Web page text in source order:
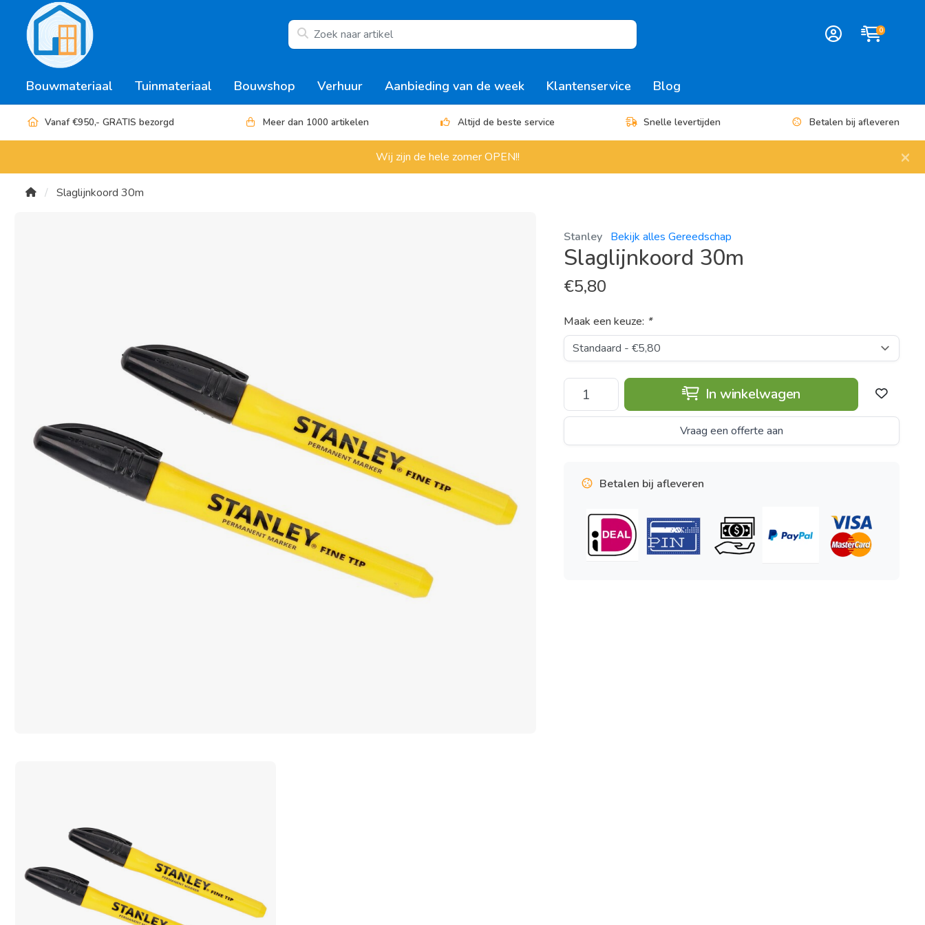
0
Bouwmateriaal Tuinmateriaal Bouwshop Verhuur Aanbieding van de week Klantenservice Blog
Vanaf €950,- GRATIS bezorgd Meer dan 1000 artikelen Altijd de beste service Snelle levertijden Betalen bij afleveren
Wij zijn de hele zomer OPEN!! ×
Slaglijnkoord 30m
Stanley Bekijk alles Gereedschap
Slaglijnkoord 30m
€5,80
Maak een keuze: *
In winkelwagen
Vraag een offerte aan
Betalen bij afleveren